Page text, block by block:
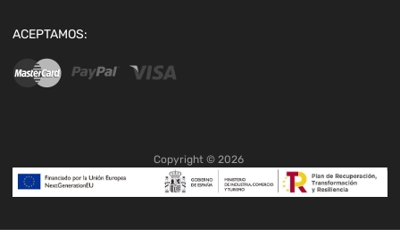
ACEPTAMOS:
Copyright © 2026